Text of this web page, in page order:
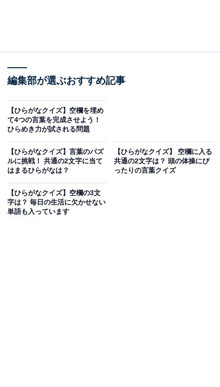
み□□げ
対象によって使い分ける日本語の代名詞の総称、そして
日本食のテイストが引き立つ油で調理した料理を思い浮
編集部が選ぶおすすめ記事
【ひらがなクイズ】空欄を埋め
て4つの言葉を完成させよう！
ひらめき力が試される問題
【ひらがなクイズ】言葉のパズ
ルに挑戦！ 共通の2文字に当て
はまるひらがなは？
【ひらがなクイズ】 空欄に入る
共通の2文字は？ 頭の体操にぴ
ったりの言葉クイズ
【ひらがなクイズ】空欄の3文
字は？ 毎日の生活に欠かせない
単語も入っています